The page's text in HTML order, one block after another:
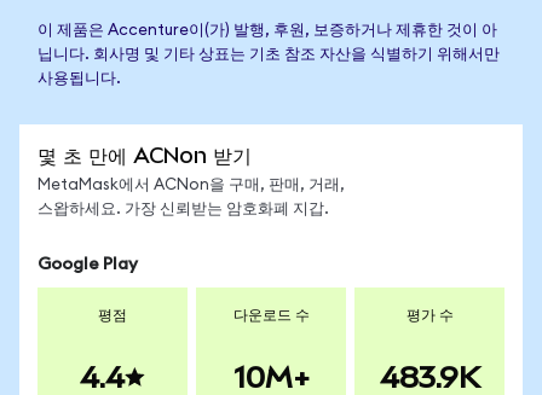
이 제품은 Accenture이(가) 발행, 후원, 보증하거나 제휴한 것이 아
닙니다. 회사명 및 기타 상표는 기초 참조 자산을 식별하기 위해서만
사용됩니다.
몇 초 만에 ACNon 받기
MetaMask에서 ACNon을 구매, 판매, 거래,
스왑하세요. 가장 신뢰받는 암호화폐 지갑.
Google Play
평점
4.4
다운로드 수
10M+
평가 수
483.9K